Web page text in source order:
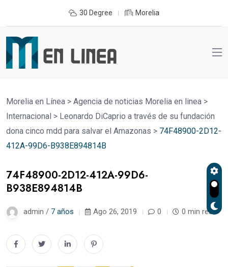
30 Degree Morelia
Morelia en Línea > Agencia de noticias Morelia en linea >
Internacional > Leonardo DiCaprio a través de su fundación
dona cinco mdd para salvar el Amazonas > 74F48900-2D12-
412A-99D6-B938E894814B
74F48900-2D12-412A-99D6-
B938E894814B
admin / 7 años Ago 26, 2019 0 0 min read